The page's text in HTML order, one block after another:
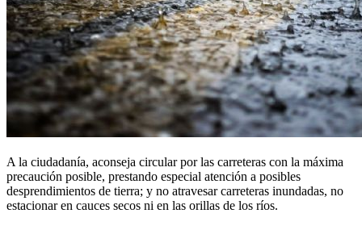
A la ciudadanía, aconseja circular por las carreteras con la máxima
precaución posible, prestando especial atención a posibles
desprendimientos de tierra; y no atravesar carreteras inundadas, no
estacionar en cauces secos ni en las orillas de los ríos.